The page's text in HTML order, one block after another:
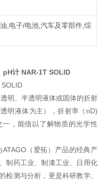
,电子/电池,汽车及零部件,综
计 NAR-1T SOLID
明、半透明液体或固体的折射
明液体为主），折射率（nD)
，能借以了解物质的光学性
（爱拓）产品的经典产
制药工业、制漆工业、日用化
检测与分析，更是科研教学、